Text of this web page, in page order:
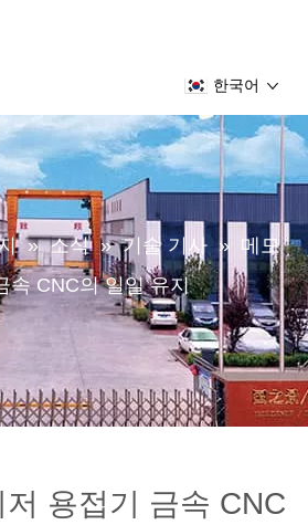
한국어
» 소식 » 기술 기사 » 메모
속 CNC의 일일 유지
용접기 금속 CNC